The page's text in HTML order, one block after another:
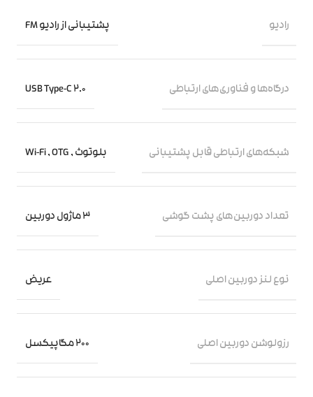
رادیو پشتیبانی از رادیو FM
درگاه‌ها و فناوری‌های ارتباطی USB Type-C 2.0
شبکه‌های ارتباطی قابل پشتیبانی بلوتوث,
Wi-Fi,OTG
تعداد دوربین‌های پشت گوشی 3 ماژول دوربین
نوع لنز دوربین اصلی عریض
رزولوشن دوربین اصلی 200 مگاپیکسل